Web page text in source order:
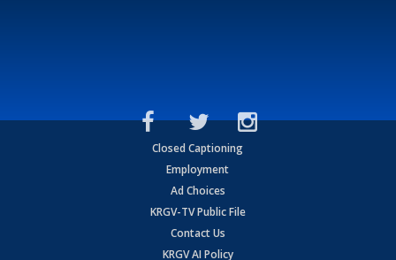
Closed Captioning
Employment
Ad Choices
KRGV-TV Public File
Contact Us
KRGV AI Policy